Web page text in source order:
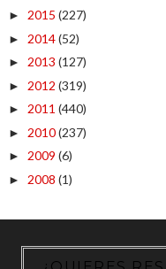
► 2015 (227)
► 2014(52)
► 2013 (127)
► 2012 (319)
► 2011 (440)
► 2010(237)
► 2009 (6)
► 2008 (1)